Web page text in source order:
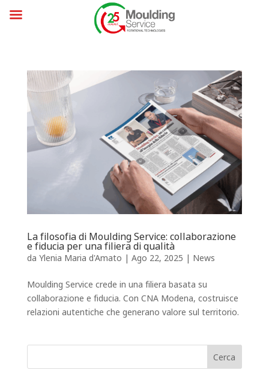
La filosofia di Moulding Service: collaborazione
e fiducia per una filiera di qualità
da Ylenia Maria d'Amato | Ago 22, 2025 | News
Moulding Service crede in una filiera basata su
collaborazione e fiducia. Con CNA Modena, costruisce
relazioni autentiche che generano valore sul territorio.
Cerca